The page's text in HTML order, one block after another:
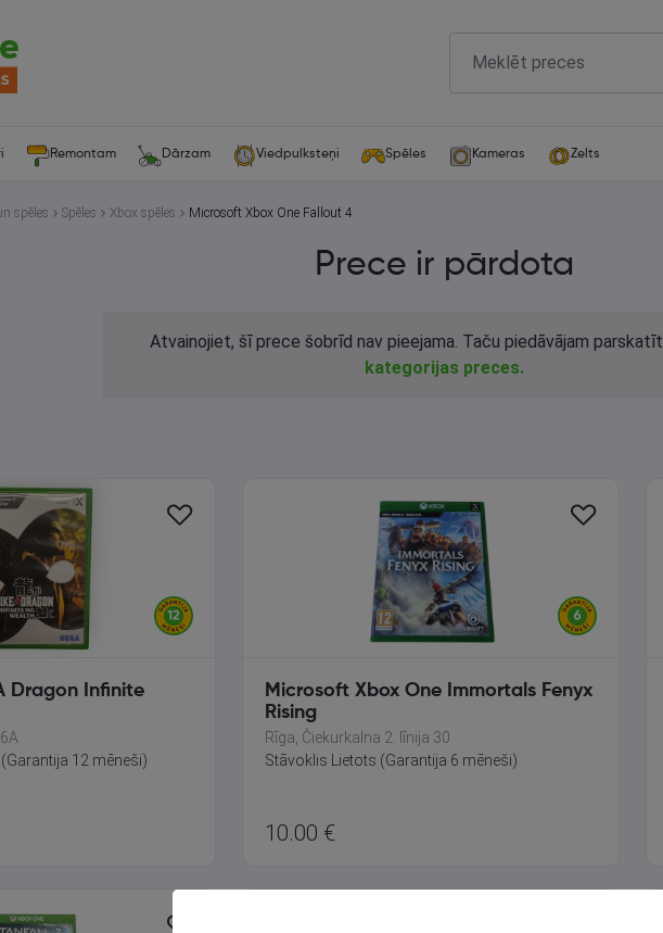
Remontam Dārzam Viedpulksteņi Spēles Kameras Zelts
spēles Spēles Xbox spēles Microsoft Xbox One Fallout 4
Prece ir pārdota
Atvainojiet, šī prece šobrīd nav pieejama. Taču piedāvājam parskatīt
kategorijas preces.
Dragon Infinite
12 mēneši)
Microsoft Xbox One Immortals Fenyx
Rising
Rīga, Čiekurkalna 2. līnija 30
Stāvoklis Lietots (Garantija 6 mēneši)
10.00 €